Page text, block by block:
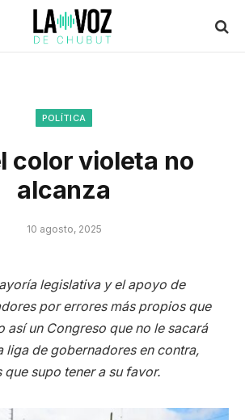
POLÍTICA
color violeta no
alcanza
10 agosto, 2025
legislativa y el apoyo de
por errores más propios que
así un Congreso que no le sacará
liga de gobernadores en contra,
supo tener a su favor.